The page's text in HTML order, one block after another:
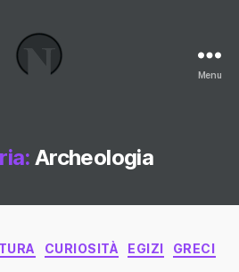
Blog
Menu
Archeologia
Categorie
CURIOSITÀ EGIZI GRECI